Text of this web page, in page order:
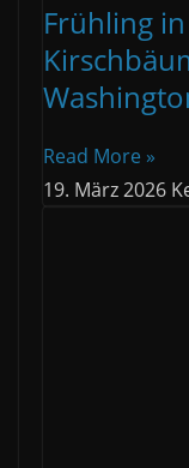
Frühling
Read More »
19. März 2026